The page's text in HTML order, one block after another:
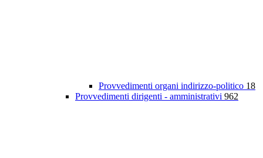
Provvedimenti organi indirizzo-politico 18
Provvedimenti dirigenti - amministrativi 962